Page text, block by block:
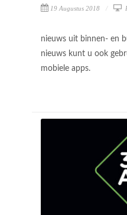
19 Augustus 2018
nieuws uit binnen- en
nieuws kunt u ook
mobiele apps.